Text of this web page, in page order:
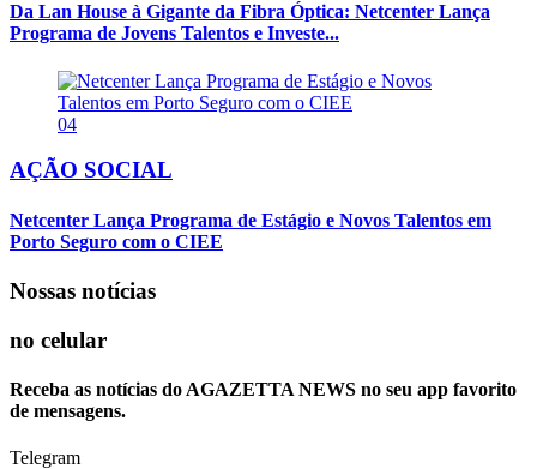
Da Lan House à Gigante da Fibra Óptica: Netcenter Lança
Programa de Jovens Talentos e Investe...
04
AÇÃO SOCIAL
Netcenter Lança Programa de Estágio e Novos Talentos em
Porto Seguro com o CIEE
Nossas notícias
no celular
Receba as notícias do AGAZETTA NEWS no seu app favorito
de mensagens.
Telegram